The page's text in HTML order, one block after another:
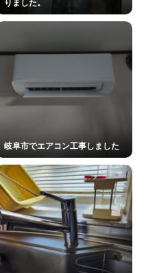
りました。
岐阜市でエアコン工事しました